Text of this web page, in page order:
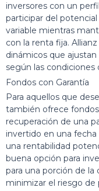
inversores con un
participar del
variable mientras
con la renta fija.
dinámicos que
según las condiciones
Fondos con Garantía
Para aquellos que
también ofrece
recuperación de una
invertido en una
una rentabilidad
buena opción para
para una porción de la
minimizar el riesgo de